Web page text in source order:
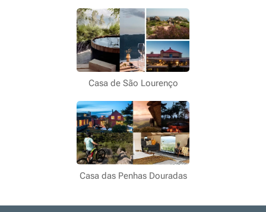
Casa de São Lourenço
Casa das Penhas Douradas